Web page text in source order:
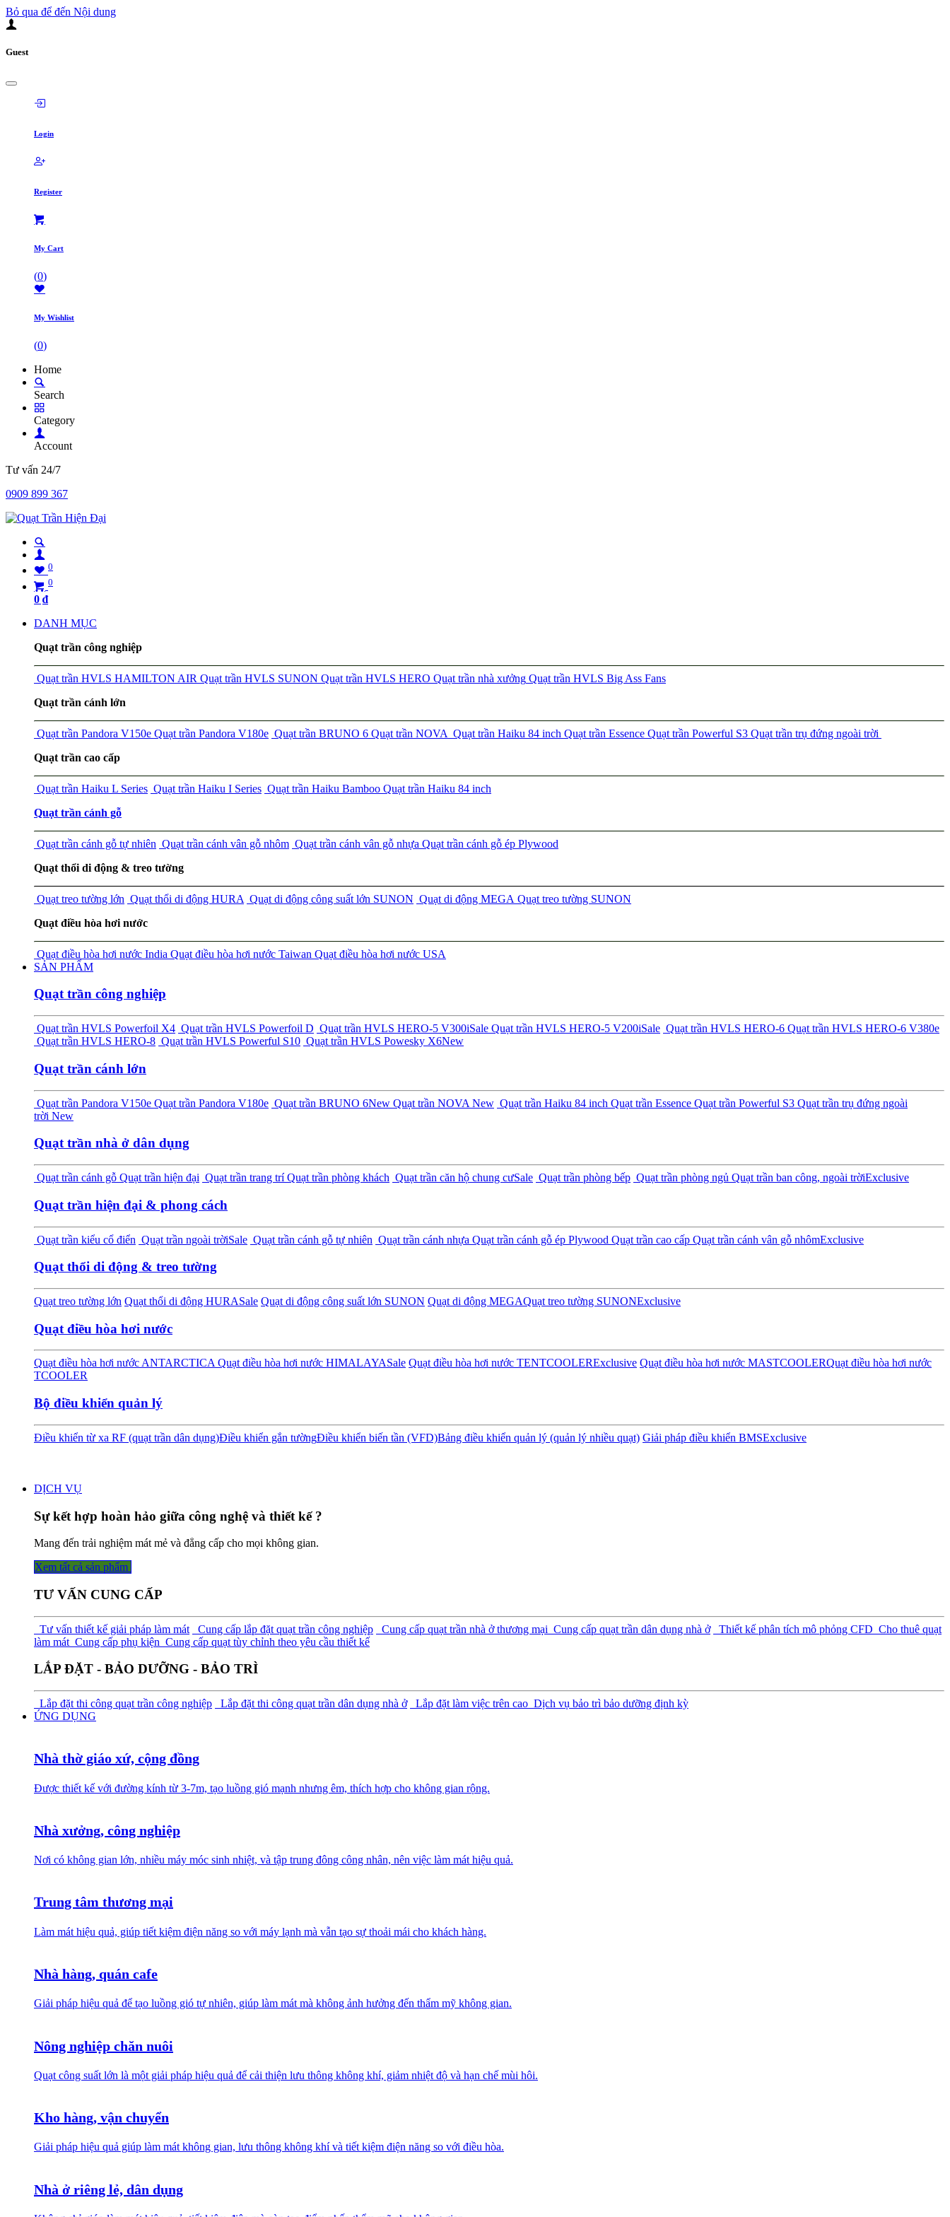
Bỏ qua để đến Nội dung
Guest
Login
Register
My Cart
(0)
My Wishlist
(0)
Home
Search
Category
Account
Tư vấn 24/7
0909 899 367
0
0
0 ₫
DANH MỤC
Quạt trần công nghiệp
Quạt trần HVLS HAMILTON AIR Quạt trần HVLS SUNON Quạt trần HVLS HERO Quạt trần nhà xưởng Quạt trần HVLS Big Ass Fans
Quạt trần cánh lớn
Quạt trần Pandora V150e Quạt trần Pandora V180e Quạt trần BRUNO 6 Quạt trần NOVA Quạt trần Haiku 84 inch Quạt trần Essence Quạt trần Powerful S3 Quạt trần trụ đứng ngoài trời
Quạt trần cao cấp
Quạt trần Haiku L Series Quạt trần Haiku I Series Quạt trần Haiku Bamboo Quạt trần Haiku 84 inch
Quạt trần cánh gỗ
Quạt trần cánh gỗ tự nhiên Quạt trần cánh vân gỗ nhôm Quạt trần cánh vân gỗ nhựa Quạt trần cánh gỗ ép Plywood
Quạt thổi di động & treo tường
Quạt treo tường lớn Quạt thổi di động HURA Quạt di động công suất lớn SUNON Quạt di động MEGA Quạt treo tường SUNON
Quạt điều hòa hơi nước
Quạt điều hòa hơi nước India Quạt điều hòa hơi nước Taiwan Quạt điều hòa hơi nước USA
SẢN PHẨM
Quạt trần công nghiệp
Quạt trần HVLS Powerfoil X4 Quạt trần HVLS Powerfoil D Quạt trần HVLS HERO-5 V300iSale Quạt trần HVLS HERO-5 V200iSale Quạt trần HVLS HERO-6 Quạt trần HVLS HERO-6 V380e
Quạt trần HVLS HERO-8 Quạt trần HVLS Powerful S10 Quạt trần HVLS Powesky X6New
Quạt trần cánh lớn
Quạt trần Pandora V150e Quạt trần Pandora V180e Quạt trần BRUNO 6New Quạt trần NOVA New Quạt trần Haiku 84 inch Quạt trần Essence Quạt trần Powerful S3 Quạt trần trụ đứng ngoài
trời New
Quạt trần nhà ở dân dụng
Quạt trần cánh gỗ Quạt trần hiện đại Quạt trần trang tríQuạt trần phòng khách Quạt trần căn hộ chung cưSale Quạt trần phòng bếp Quạt trần phòng ngủ Quạt trần ban công, ngoài trờiExclusive
Quạt trần hiện đại & phong cách
Quạt trần kiểu cổ điển Quạt trần ngoài trờiSale Quạt trần cánh gỗ tự nhiên Quạt trần cánh nhựa Quạt trần cánh gỗ ép Plywood Quạt trần cao cấp Quạt trần cánh vân gỗ nhômExclusive
Quạt thổi di động & treo tường
Quạt treo tường lớn Quạt thổi di động HURASale Quạt di động công suất lớn SUNON Quạt di động MEGAQuạt treo tường SUNONExclusive
Quạt điều hòa hơi nước
Quạt điều hòa hơi nước ANTARCTICA Quạt điều hòa hơi nước HIMALAYASale Quạt điều hòa hơi nước TENTCOOLERExclusive Quạt điều hòa hơi nước MASTCOOLERQuạt điều hòa hơi nước
TCOOLER
Bộ điều khiển quản lý
Điều khiển từ xa RF (quạt trần dân dụng)Điều khiển gắn tườngĐiều khiển biến tần (VFD)Bảng điều khiển quản lý (quản lý nhiều quạt) Giải pháp điều khiển BMSExclusive
DỊCH VỤ
Sự kết hợp hoàn hảo giữa công nghệ và thiết kế ?
Mang đến trải nghiệm mát mẻ và đẳng cấp cho mọi không gian.
Xem tất cả sả​​​​n phẩm
TƯ VẤN CUNG CẤP
Tư vấn thiết kế giải pháp làm mát Cung cấp lắp đặt quạt trần công nghiệp Cung cấp quạt trần nhà ở thương mại Cung cấp quạt trần dân dụng nhà ở Thiết kế phân tích mô phỏng CFD Cho thuê quạt
làm mát Cung cấp phụ kiện Cung cấp quạt tùy chỉnh theo yêu cầu thiết kế
LẮP ĐẶT - BẢO DƯỠNG - BẢO TRÌ
Lắp đặt thi công quạt trần công nghiệp Lắp đặt thi công quạt trần dân dụng nhà ở Lắp đặt làm việc trên cao Dịch vụ bảo trì bảo dưỡng định kỳ
ỨNG DỤNG
Nhà thờ giáo xứ, cộng đồng
Được thiết kế với đường kính từ 3-7m, tạo luồng gió mạnh nhưng êm, thích hợp cho không gian rộng.
Nhà xưởng, công nghiệp
Nơi có không gian lớn, nhiều máy móc sinh nhiệt, và tập trung đông công nhân, nên việc làm mát hiệu quả.
Trung tâm thương mại
Làm mát hiệu quả, giúp tiết kiệm điện năng so với máy lạnh mà vẫn tạo sự thoải mái cho khách hàng.
Nhà hàng, quán cafe
Giải pháp hiệu quả để tạo luồng gió tự nhiên, giúp làm mát mà không ảnh hưởng đến thẩm mỹ không gian.
Nông nghiệp chăn nuôi
Quạt công suất lớn là một giải pháp hiệu quả để cải thiện lưu thông không khí, giảm nhiệt độ và hạn chế mùi hôi.
Kho hàng, vận chuyển
Giải pháp hiệu quả giúp làm mát không gian, lưu thông không khí và tiết kiệm điện năng so với điều hòa.
Nhà ở riêng lẻ, dân dụng